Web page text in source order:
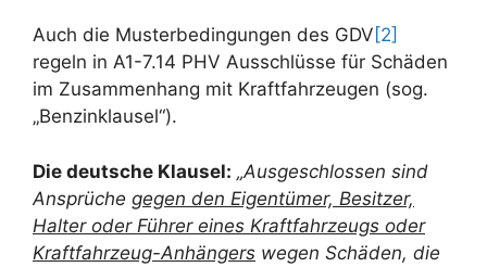
Auch die Musterbedingungen des GDV [2]
regeln in A1-7.14 PHV Ausschlüsse für Schäden
im Zusammenhang mit Kraftfahrzeugen (sog.
„Benzinklausel“).
Die deutsche Klausel: „Ausgeschlossen sind
Ansprüche gegen den Eigentümer, Besitzer,
Halter oder Führer eines Kraftfahrzeugs oder
Kraftfahrzeug-Anhängers wegen Schäden, die